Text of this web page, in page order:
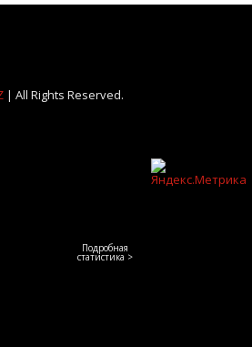
| All Rights Reserved.
Подробная
статистика >